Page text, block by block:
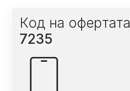
Код на офертата
7235